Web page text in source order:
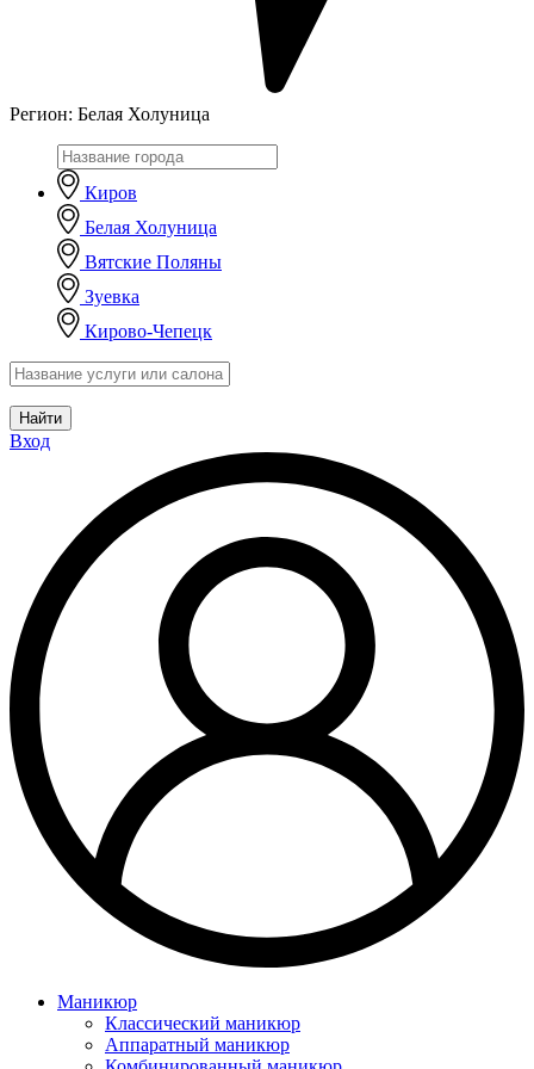
Регион: Белая Холуница
Киров
Белая Холуница
Вятские Поляны
Зуевка
Кирово-Чепецк
Найти
Вход
Маникюр
Классический маникюр
Аппаратный маникюр